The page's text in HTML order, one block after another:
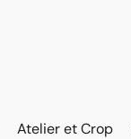
Atelier et Crop